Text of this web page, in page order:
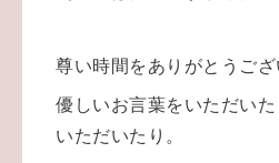
尊い時間をありがとうござ
優しいお言葉をいただい
いただいたり。